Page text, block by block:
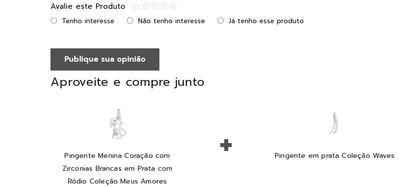
Avalie este Produto
Tenho interesse Não tenho interesse Já tenho esse produto
Publique sua opinião
Aproveite e compre junto
Pingente Menina Coração com
Zirconias Brancas em Prata com
Ródio Coleção Meus Amores
+ Pingente em prata Coleção Waves